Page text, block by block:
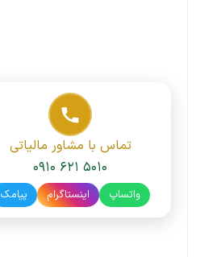
تماس با مشاور مالیاتی
۰۹۱۰ ۶۲۱ ۵۰۱۰
واتساپ اینستاگرام پیامک